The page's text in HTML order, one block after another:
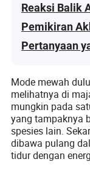
Reaksi Balik
Pemikiran
Pertanyaan
Mode mewah
melihatnya di
mungkin pada
yang tampaknya
spesies lain.
dibawa pulang
tidur dengan